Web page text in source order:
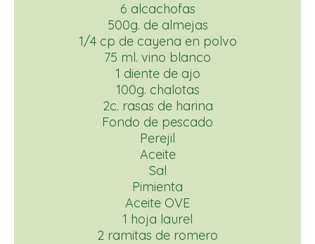
6 alcachofas
500g. de almejas
1/4 cp de cayena en polvo
75 ml. vino blanco
1 diente de ajo
100g. chalotas
2c. rasas de harina
Fondo de pescado
Perejil
Aceite
Sal
Pimienta
Aceite OVE
1 hoja laurel
2 ramitas de romero